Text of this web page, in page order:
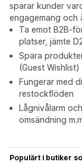
sparar kunder
engagemang och
Ta emot B2B-
platser, jämte
Spara
(Guest Wishlist)
Fungerar med
restockflöden
Lågnivålarm
omsändning
Populärt i butiker